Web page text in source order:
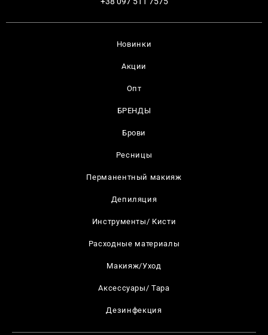
Новинки
Акции
Опт
БРЕНДЫ
Брови
Ресницы
Перманентный макияж
Депиляция
Инструменты/ Кисти
Расходные материалы
Макияж/Уход
Аксессуары/ Тара
Дезинфекция